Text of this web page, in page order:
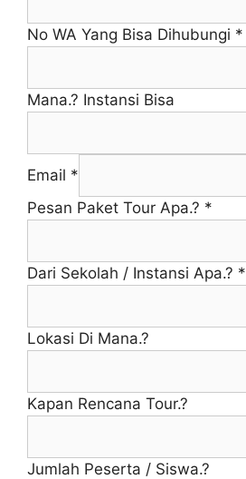
No WA Yang Bisa Dihubungi *
Mana.? Instansi Bisa
Email *
Pesan Paket Tour Apa.? *
Dari Sekolah / Instansi Apa.? *
Lokasi Di Mana.?
Kapan Rencana Tour.?
Jumlah Peserta / Siswa.?